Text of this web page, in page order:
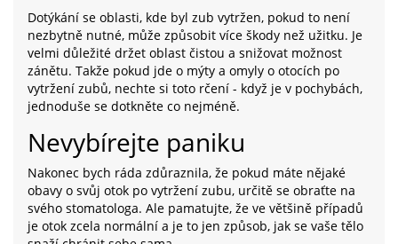
Dotýkání se oblasti, kde byl zub vytržen, pokud to není
nezbytně nutné, může způsobit více škody než užitku. Je
velmi důležité držet oblast čistou a snižovat možnost
zánětu. Takže pokud jde o mýty a omyly o otocích po
vytržení zubů, nechte si toto rčení - když je v pochybách,
jednoduše se dotkněte co nejméně.
Nevybírejte paniku
Nakonec bych ráda zdůraznila, že pokud máte nějaké
obavy o svůj otok po vytržení zubu, určitě se obraťte na
svého stomatologa. Ale pamatujte, že ve většině případů
je otok zcela normální a je to jen způsob, jak se vaše tělo